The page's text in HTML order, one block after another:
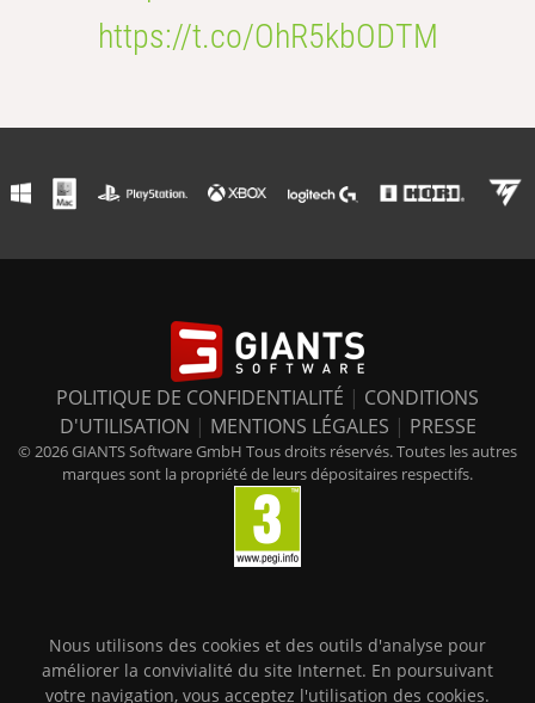
https://t.co/OhR5kbODTM
POLITIQUE DE CONFIDENTIALITÉ | CONDITIONS
D'UTILISATION | MENTIONS LÉGALES | PRESSE
© 2026 GIANTS Software GmbH Tous droits réservés. Toutes les autres
marques sont la propriété de leurs dépositaires respectifs.
Nous utilisons des cookies et des outils d'analyse pour
améliorer la convivialité du site Internet. En poursuivant
votre navigation, vous acceptez l'utilisation des cookies.